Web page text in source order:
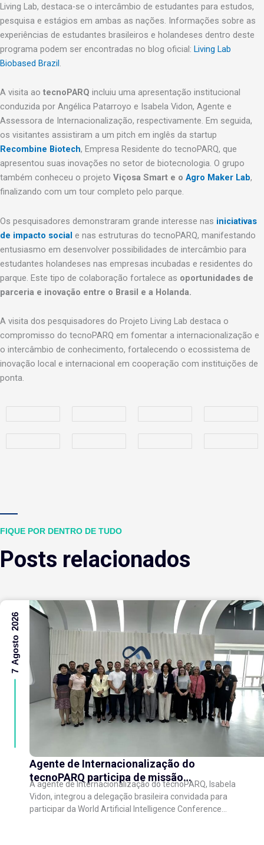
Living Lab, destaca-se o intercâmbio de estudantes para estudos,
pesquisa e estágios em ambas as nações. Informações sobre as
experiências de estudantes brasileiros e holandeses dentro deste
programa podem ser encontradas no blog oficial: Living Lab
Biobased Brazil
A visita ao tecnoPARQ incluiu uma apresentação institucional
conduzida por Angélica Patarroyo e Isabela Vidon, Agente e
Assessora de Internacionalização, respectivamente. Em seguida,
os visitantes assistiram a um pitch em inglês da startup
Recombine Biotech, Empresa Residente do tecnoPARQ, que
apresentou suas inovações no setor de biotecnologia. O grupo
também conheceu o projeto Viçosa Smart e o Agro Maker Lab,
finalizando com um tour completo pelo parque.
Os pesquisadores demonstraram grande interesse nas iniciativas
de impacto social e nas estruturas do tecnoPARQ, manifestando
entusiasmo em desenvolver possibilidades de intercâmbio para
estudantes holandeses nas empresas incubadas e residentes do
parque. Este tipo de colaboração fortalece as oportunidades de
parceria e inovação entre o Brasil e a Holanda.
A visita dos pesquisadores do Projeto Living Lab destaca o
compromisso do tecnoPARQ em fomentar a internacionalização e
o intercâmbio de conhecimento, fortalecendo o ecossistema de
inovação local e internacional em cooperação com instituições de
ponta.
FIQUE POR DENTRO DE TUDO
Posts relacionados
Agente de Internacionalização do
tecnoPARQ participa de missão
internacional na China e fortalece conexões
com o ecossistema de inovação
A agente de Internacionalização do tecnoPARQ, Isabela
Vidon, integrou a delegação brasileira convidada para
participar da World Artificial Intelligence Conference
7 Agosto 2026